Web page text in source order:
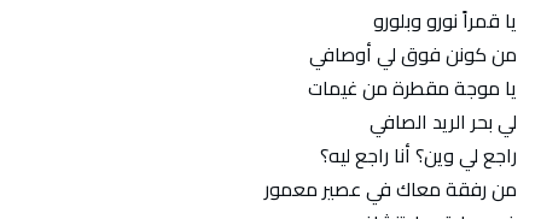
يا قمراً نورو وبلورو
من كونن فوق لي أوصافي
يا موجة مقطرة من غيمات
لي بحر الريد الصافي
راجع لي وين؟ أنا راجع ليه؟
من رفقة معاك في عصير معمور